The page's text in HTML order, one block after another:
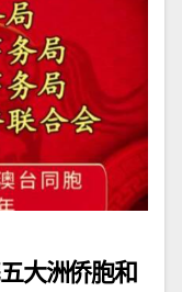
大洲侨胞和